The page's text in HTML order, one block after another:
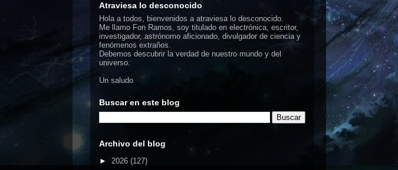
Atraviesa lo desconocido
Hola a todos, bienvenidos a atraviesa lo desconocido.
Me llamo Fon Ramos, soy titulado en electrónica, escritor,
investigador, astrónomo aficionado, divulgador de ciencia y
fenómenos extraños.
Debemos descubrir la verdad de nuestro mundo y del
universo.
Un saludo
Buscar en este blog
Archivo del blog
► 2026 (127)